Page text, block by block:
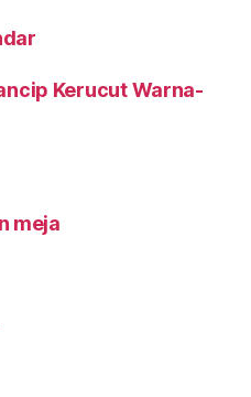
Kerucut Warna-
meja